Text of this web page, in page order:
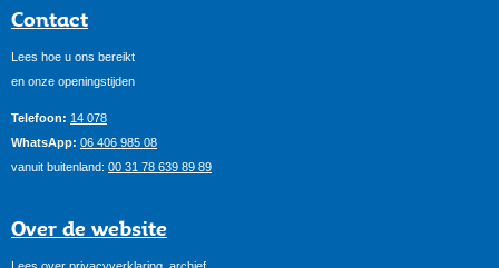
Contact
Lees hoe u ons bereikt
en onze openingstijden
Telefoon: 14 078
WhatsApp: 06 406 985 08
vanuit buitenland: 00 31 78 639 89 89
Over de website